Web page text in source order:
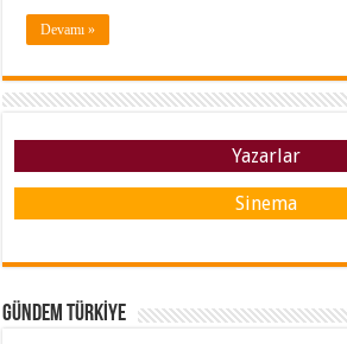
Devamı »
Yazarlar
Sinema
GÜNDEM TÜRKİYE